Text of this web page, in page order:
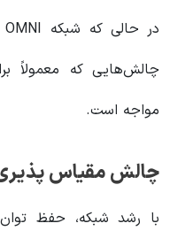
چالش‌هایی که معمولاً
مواجه است.
چالش مقیاس
با رشد شبکه، حفظ توان